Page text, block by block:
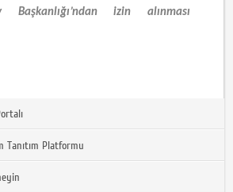
Başkanlığı’ndan izin alınması
Tanıtım Platformu